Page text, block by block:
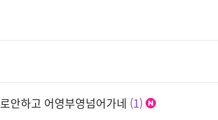
안하고 어영부영넘어가네 1